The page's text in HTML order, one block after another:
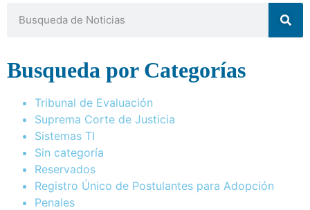
Busqueda por Categorías
Tribunal de Evaluación
Suprema Corte de Justicia
Sistemas TI
Sin categoría
Reservados
Registro Único de Postulantes para Adopción
Penales